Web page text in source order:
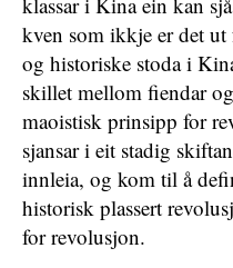
kven som ikkje er det
og historiske stoda i
skillet mellom fiendar
maoistisk prinsipp for
sjansar i eit stadig
innleia, og kom til å
historisk plassert
for revolusjon.